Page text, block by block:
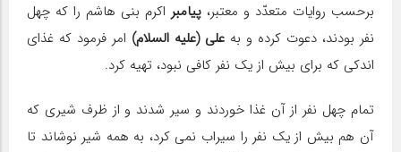
برحسب روایات متعدّد و معتبر، پیامبر اكرم بنی هاشم را كه چهل
نفر بودند، دعوت كرده و به علی (علیه السلام) امر فرمود كه غذای
اندكی كه برای بیش از یك نفر كافی نبود، تهیه كرد.
تمام چهل نفر از آن غذا خوردند و سیر شدند و از ظرف شیری كه
آن هم بیش از یك نفر را سیراب نمی كرد، به همه شیر نوشاند تا